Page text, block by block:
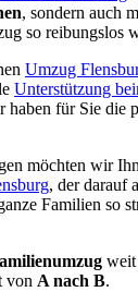
, sondern auch
so reibungslos
Umzug
Unterstützung
haben für Sie die
möchten wir
, der darauf
Familien so
weit
von A nach B.